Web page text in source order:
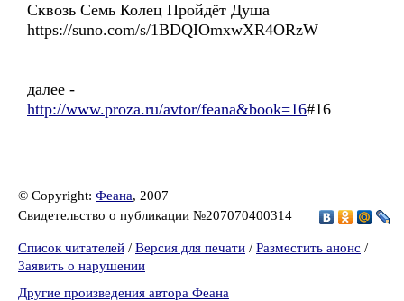
Сквозь Семь Колец Пройдёт Душа
https://suno.com/s/1BDQIOmxwXR4ORzW
далее -
http://www.proza.ru/avtor/feana&book=16#16
© Copyright: Феана, 2007
Свидетельство о публикации №207070400314
Список читателей / Версия для печати / Разместить анонс /
Заявить о нарушении
Другие произведения автора Феана